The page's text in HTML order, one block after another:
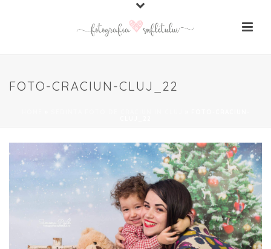
FOTO-CRACIUN-CLUJ_22